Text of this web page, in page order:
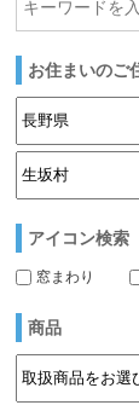
お住まいのご
アイコン検索
窓まわり
商品